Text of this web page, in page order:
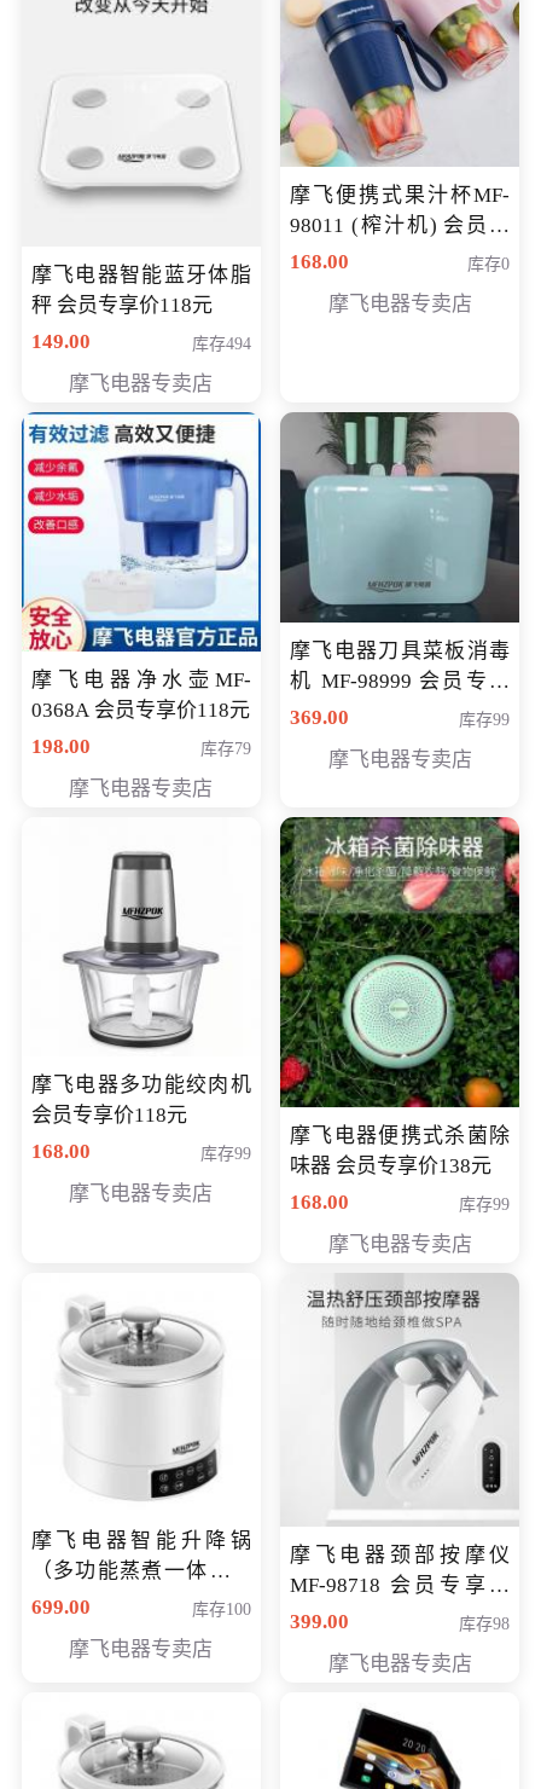
摩飞电器智能蓝牙体脂
秤 会员专享价118元
149.00
库存494
摩飞电器专卖店
摩飞便携式果汁杯MF-
98011 (榨汁机) 会员专
享价138元
168.00 库存0
摩飞电器专卖店
摩飞电器净水壶MF-
0368A 会员专享价118元
198.00
库存79
摩飞电器专卖店
摩飞电器刀具菜板消毒
机 MF-98999 会员专享
价286元
369.00 库存99
摩飞电器专卖店
摩飞电器多功能绞肉机
会员专享价118元
168.00
库存99
摩飞电器专卖店
摩飞电器便携式杀菌除
味器 会员专享价138元
168.00
库存99
摩飞电器专卖店
摩飞电器智能升降锅
（多功能蒸煮一体锅）
（智能升降养生锅） 会
699.00 库存100
摩飞电器专卖店
摩飞电器颈部按摩仪
MF-98718 会员专享价
299元
399.00 库存98
摩飞电器专卖店